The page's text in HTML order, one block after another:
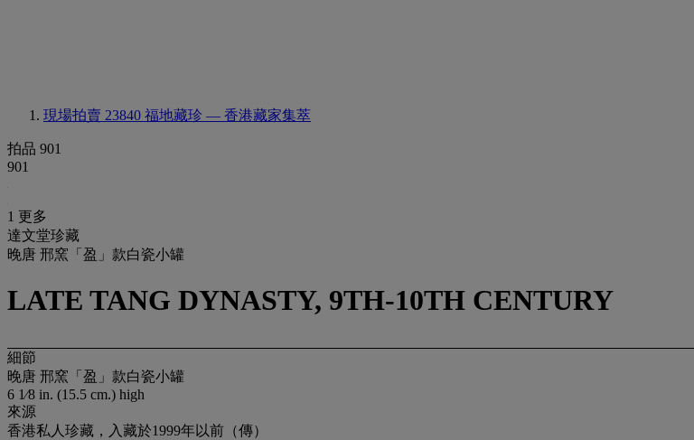
現場拍賣 23840 福地藏珍 — 香港藏家集萃
拍品 901
901
1 更多
達文堂珍藏
晚唐 邢窯「盈」款白瓷小罐
LATE TANG DYNASTY, 9TH-10TH CENTURY
細節
晚唐 邢窯「盈」款白瓷小罐
6 1⁄8 in. (15.5 cm.) high
來源
香港私人珍藏，入藏於1999年以前（傳）